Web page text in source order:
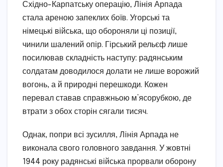
Східно-Карпатську операцію, Лінія Арпада
стала ареною запеклих боїв. Угорські та
німецькі війська, що обороняли ці позиції,
чинили шалений опір. Гірський рельєф лише
посилював складність наступу: радянським
солдатам доводилося долати не лише ворожий
вогонь, а й природні перешкоди. Кожен
перевал ставав справжньою м’ясорубкою, де
втрати з обох сторін сягали тисяч.
Однак, попри всі зусилля, Лінія Арпада не
виконала свого головного завдання. У жовтні
1944 року радянські війська прорвали оборону